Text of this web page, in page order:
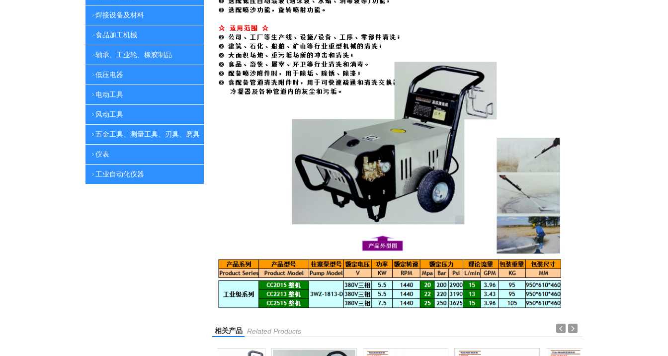
焊接设备及材料
食品加工机械
轴承、工业轮、橡胶制品
低压电器
电动工具
风动工具
五金工具、测量工具、刃具、磨具
仪表
工业自动化仪器
相关产品 Related Products